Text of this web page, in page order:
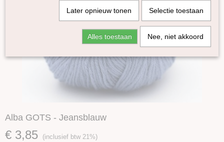
Alba GOTS - Jeansblauw
€ 3,85 (inclusief btw 21%)
Later opnieuw tonen Selectie toestaan
Alles toestaan Nee, niet akkoord